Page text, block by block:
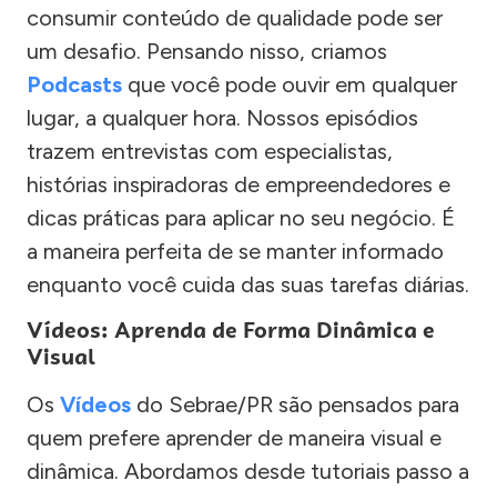
consumir conteúdo de qualidade pode ser
um desafio. Pensando nisso, criamos
Podcasts que você pode ouvir em qualquer
lugar, a qualquer hora. Nossos episódios
trazem entrevistas com especialistas,
histórias inspiradoras de empreendedores e
dicas práticas para aplicar no seu negócio. É
a maneira perfeita de se manter informado
enquanto você cuida das suas tarefas diárias.
Vídeos: Aprenda de Forma Dinâmica e
Visual
Os Vídeos do Sebrae/PR são pensados para
quem prefere aprender de maneira visual e
dinâmica. Abordamos desde tutoriais passo a